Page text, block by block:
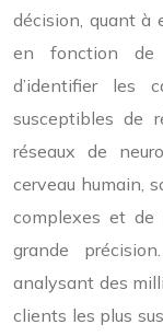
décision, quant à
en fonction de
d’identifier les
susceptibles de
réseaux de
cerveau humain,
complexes et de
grande
analysant des
clients les plus